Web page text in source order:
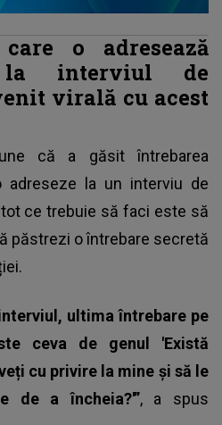
o adresează
la interviul de
virală cu acest
că a găsit întrebarea
la un interviu de
ce trebuie să faci este să
păstrezi o întrebare secretă
ultima întrebare pe
ceva de genul 'Există
cu privire la mine și să le
de a încheia?'”, a spus